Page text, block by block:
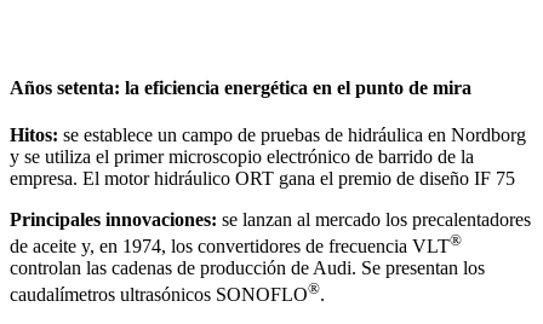
Años setenta: la eficiencia energética en el punto de mira
Hitos: se establece un campo de pruebas de hidráulica en Nordborg
y se utiliza el primer microscopio electrónico de barrido de la
empresa. El motor hidráulico ORT gana el premio de diseño IF 75
Principales innovaciones: se lanzan al mercado los precalentadores
de aceite y, en 1974, los convertidores de frecuencia VLT®
controlan las cadenas de producción de Audi. Se presentan los
caudalímetros ultrasónicos SONOFLO®.